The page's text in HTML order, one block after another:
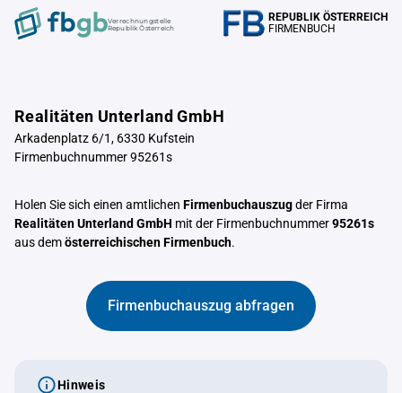
Verrechnungstelle
Republik Österreich
REPUBLIK ÖSTERREICH
FIRMENBUCH
Realitäten Unterland GmbH
Arkadenplatz 6/1, 6330 Kufstein
Firmenbuchnummer 95261s
Holen Sie sich einen amtlichen Firmenbuchauszugder Firma
Realitäten Unterland GmbH mit der Firmenbuchnummer95261s
aus demösterreichischen Firmenbuch.
Firmenbuchauszug abfragen
Hinweis